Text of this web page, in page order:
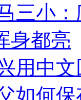
三小
身都亮
用中
如何